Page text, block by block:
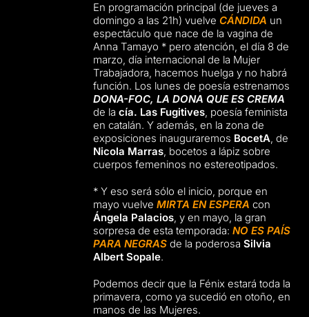
En programación principal (de jueves a
domingo a las 21h) vuelveCÁNDIDA un
espectáculo que nace de la vagina de
Anna Tamayo * pero atención, el día 8 de
marzo, día internacional de la Mujer
Trabajadora, hacemos huelga y no habrá
función. Los lunes de poesía estrenamos
DONA-FOC, LA DONA QUE ES CREMA
de lacía. Las Fugitives, poesía feminista
en catalán. Y además, en la zona de
exposiciones inauguraremos BocetA, de
Nicola Marras, bocetos a lápiz sobre
cuerpos femeninos no estereotipados.
* Y eso será sólo el inicio, porque en
mayo vuelveMIRTA EN ESPERA con
Ángela Palacios, y en mayo, la gran
sorpresa de esta temporada:NO ES PAÍS
PARA NEGRAS de la poderosaSilvia
Albert Sopale.
Podemos decir que la Fénix estará toda la
primavera, como ya sucedió en otoño, en
manos de las Mujeres.